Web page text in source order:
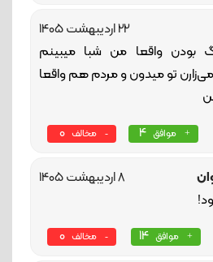
22 اردیبهشت 1405
بودن واقعا من شبا میبینم
تو میدون و مردم هم واقعا
موافق 4 مخالف 0
8 اردیبهشت 1405
موافق 14 مخالف 0